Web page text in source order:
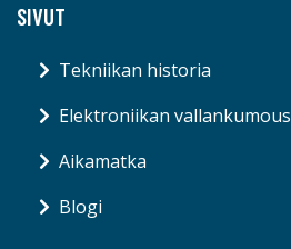
SIVUT
Tekniikan historia
Elektroniikan vallankumous
Aikamatka
Blogi